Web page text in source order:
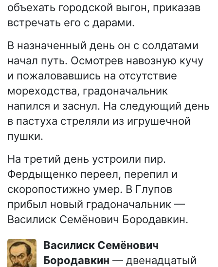
объехать городской выгон, приказав
встречать его с дарами.
В назначенный день он с солдатами
начал путь. Осмотрев навозную кучу
и пожаловавшись на отсутствие
мореходства, градоначальник
напился и заснул. На следующий день
в пастуха стреляли из игрушечной
пушки.
На третий день устроили пир.
Фердыщенко переел, перепил и
скоропостижно умер. В Глупов
прибыл новый градоначальник —
Василиск Семёнович Бородавкин.
Василиск Семёнович
Бородавкин — двенадцатый